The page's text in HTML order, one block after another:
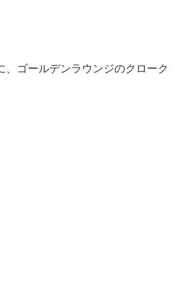
、ゴールデンラウンジのクローク